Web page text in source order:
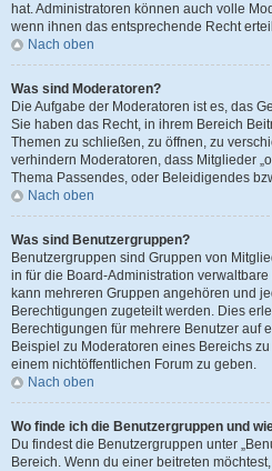
hat. Administratoren können auch volle
wenn ihnen das entsprechende Recht
Nach oben
Was sind Moderatoren?
Die Aufgabe der Moderatoren ist es, das
Sie haben das Recht, in ihrem Bereich
Themen zu schließen, zu öffnen, zu
verhindern Moderatoren, dass Mitglieder
Thema Passendes, oder Beleidigendes
Nach oben
Was sind Benutzergruppen?
Benutzergruppen sind Gruppen von
in für die Board-Administration
kann mehreren Gruppen angehören und
Berechtigungen zugeteilt werden. Dies
Berechtigungen für mehrere Benutzer auf
Beispiel zu Moderatoren eines Bereichs
einem nichtöffentlichen Forum zu geben.
Nach oben
Wo finde ich die Benutzergruppen und
Du findest die Benutzergruppen unter
Bereich. Wenn du einer beitreten